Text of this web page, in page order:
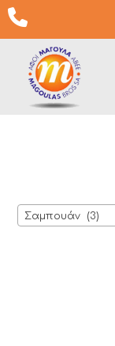
Skip
content

Σαμπουάν (3)